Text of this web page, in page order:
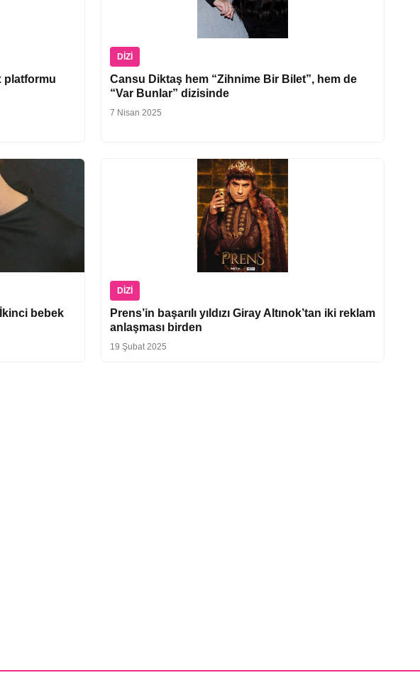
platformu
DIZI
Cansu Diktaş hem “Zihnime Bir Bilet”, hem de
“Var Bunlar” dizisinde
7 Nisan 2025
bebek
DIZI
Prens’in başarılı yıldızı Giray Altınok’tan iki reklam
anlaşması birden
19 Şubat 2025